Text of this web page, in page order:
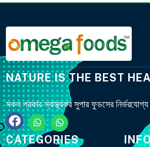
NATURE IS THE BEST
সকল প্রকার স্বাস্থ্যকর সুপার ফুডসের
CATEGORIES